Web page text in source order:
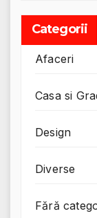
Categorii
Afaceri
Casa si
Design
Diverse
Fără